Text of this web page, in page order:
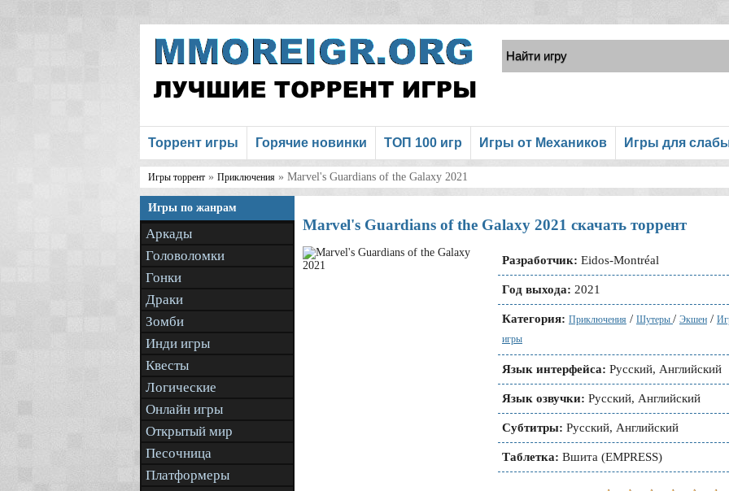
Торрент игры Горячие новинки ТОП 100 игр Игры от Механиков Игры для
Игры торрент » Приключения » Marvel's Guardians of the Galaxy 2021
Игры по жанрам
Аркады
Головоломки
Гонки
Драки
Зомби
Инди игры
Квесты
Логические
Онлайн игры
Открытый мир
Песочница
Платформеры
Marvel's Guardians of the Galaxy 2021 скачать торрент
Разработчик: Eidos-Montréal
Год выхода: 2021
Категория: Приключения / Шутеры / Экшен /
игры
Язык интерфейса: Русский, Английский
Язык озвучки: Русский, Английский
Субтитры: Русский, Английский
Таблетка: Вшита (EMPRESS)